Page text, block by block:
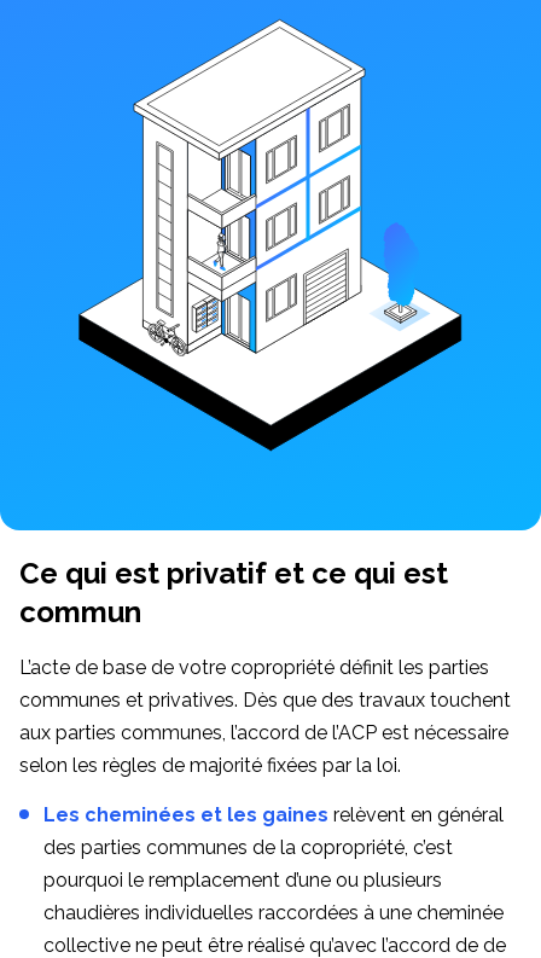
Ce qui est privatif et ce qui est
commun
L’acte de base de votre copropriété définit les parties
communes et privatives. Dès que des travaux touchent
aux parties communes, l’accord de l’ACP est nécessaire
selon les règles de majorité fixées par la loi.
Les cheminées et les gaines relèvent en général
des parties communes de la copropriété, c’est
pourquoi le remplacement d’une ou plusieurs
chaudières individuelles raccordées à une cheminée
collective ne peut être réalisé qu’avec l’accord de de